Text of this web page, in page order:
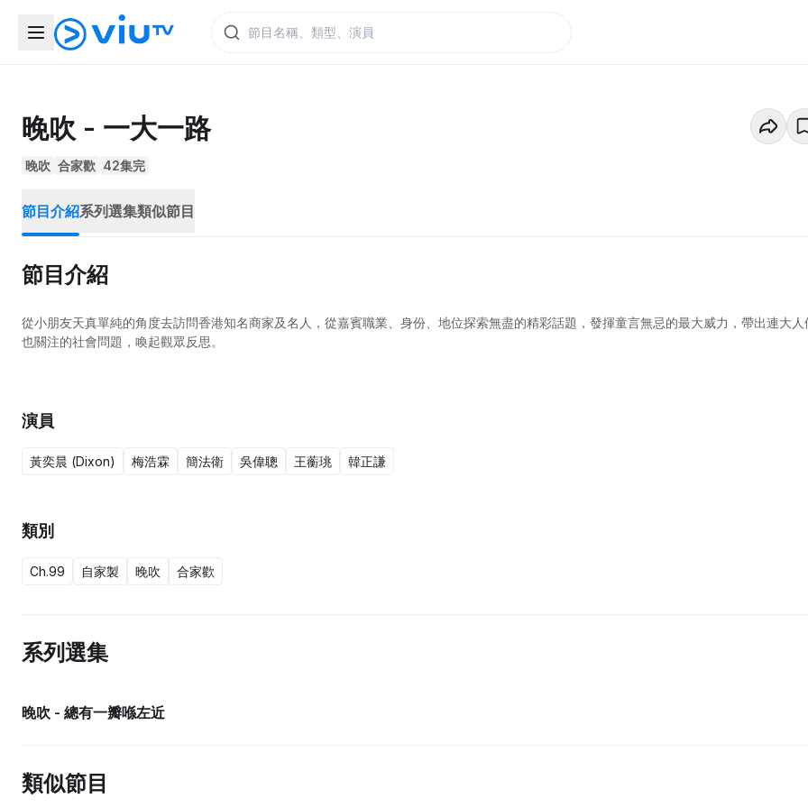
晚吹 - 一大一路
晚吹 合家歡 42集完
節目介紹系列選集類似節目
節目介紹
從小朋友天真單純的角度去訪問香港知名商家及名人，從嘉賓職業、身份、地位探索無盡的精彩話題，發揮童言無忌的最大威力，帶出連大人
也關注的社會問題，喚起觀眾反思。
演員
黃奕晨 (Dixon) 梅浩霖 簡法衛 吳偉聰 王蘅珧 韓正謙
類別
Ch.99 自家製 晚吹 合家歡
系列選集
晚吹 - 總有一瓣喺左近
類似節目